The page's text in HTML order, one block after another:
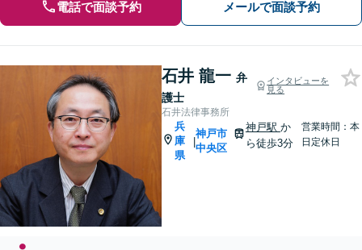
電話で面談予約 メールで面談予約
石井 龍一 弁
護士
インタビューを
見る
石井法律事務所
兵
庫
県
|
神戸市
中央区
神戸駅 か
ら徒歩3分
営業時間：本
日定休日